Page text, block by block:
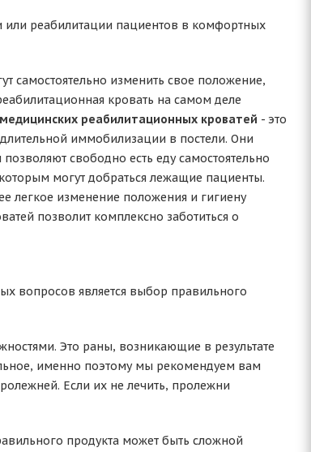
или реабилитации пациентов в комфортных
самостоятельно изменить свое положение,
кровать на самом деле
реабилитационных кроватей - это
иммобилизации в постели. Они
свободно есть еду самостоятельно
могут добраться лежащие пациенты.
легкое изменение положения и гигиену
позволит комплексно заботиться о
вопросов является выбор правильного
Это раны, возникающие в результате
именно поэтому мы рекомендуем вам
Если их не лечить, пролежни
продукта может быть сложной